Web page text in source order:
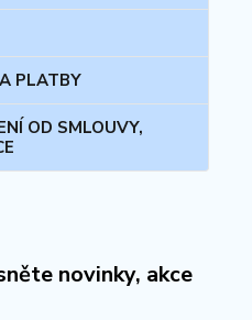
PLATBY
OD SMLOUVY,
novinky, akce